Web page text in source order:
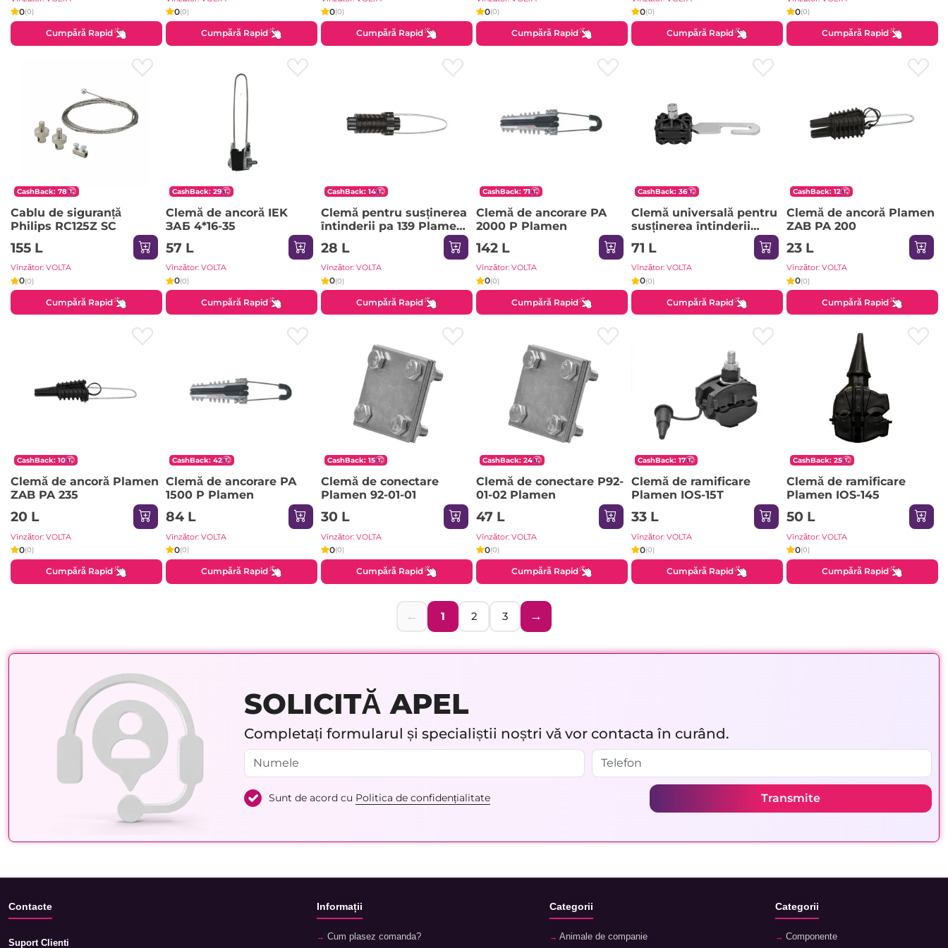
0(0)
Cumpără Rapid
0(0)
Cumpără Rapid
0(0)
Cumpără Rapid
0(0)
Cumpără Rapid
0(0)
Cumpără Rapid
0(0)
Cumpără Rapid
CashBack: 78
Cablu de siguranță
Philips RC125Z SC
155 L
Vînzător: VOLTA
0(0)
Cumpără Rapid
CashBack: 29
Clemă de ancoră IEK
ЗАБ 4*16-35
57 L
Vînzător: VOLTA
0(0)
Cumpără Rapid
CashBack: 14
Clemă pentru susținerea
întinderii pa 139 Plamen
P80-18-10
28 L
Vînzător: VOLTA
0(0)
Cumpără Rapid
CashBack: 71
Clemă de ancorare PA
2000 P Plamen
142 L
Vînzător: VOLTA
0(0)
Cumpără Rapid
CashBack: 36
Clemă universală pentru
susținerea întinderii
pac/ps P80-18-24A
Plamen
71 L
Vînzător: VOLTA
0(0)
Cumpără Rapid
CashBack: 12
Clemă de ancoră Plamen
ZAB PA 200
23 L
Vînzător: VOLTA
0(0)
Cumpără Rapid
CashBack: 10
Clemă de ancoră Plamen
ZAB PA 235
20 L
Vînzător: VOLTA
0(0)
Cumpără Rapid
CashBack: 42
Clemă de ancorare РА
1500 P Plamen
84 L
Vînzător: VOLTA
0(0)
Cumpără Rapid
CashBack: 15
Clemă de conectare
Plamen 92-01-01
30 L
Vînzător: VOLTA
0(0)
Cumpără Rapid
CashBack: 24
Clemă de conectare P92-
01-02 Plamen
47 L
Vînzător: VOLTA
0(0)
Cumpără Rapid
CashBack: 17
Clemă de ramificare
Plamen IOS-15T
33 L
Vînzător: VOLTA
0(0)
Cumpără Rapid
CashBack: 25
Clemă de ramificare
Plamen IOS-145
50 L
Vînzător: VOLTA
0(0)
Cumpără Rapid
← 1 2 3 →
SOLICITĂ APEL
Completați formularul și specialiștii noștri vă vor contacta în curând.
Sunt de acord cu Politica de confidențialitate Transmite
Contacte
Suport Clienti
Informații
Cum plasez comanda?
Categorii
Animale de companie
Categorii
Componente